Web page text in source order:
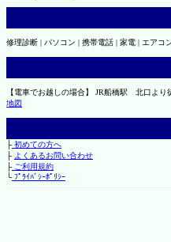
修理診断 | パソコン | 携帯電話 | 家電 | エアコ
【電車でお越しの場合】 JR船橋駅 北口より
地図
├初めての方へ
├ よくあるお問い合わせ
├ご利用規約
└ﾌﾟﾗｲﾊﾞｼｰﾎﾟﾘｼｰ